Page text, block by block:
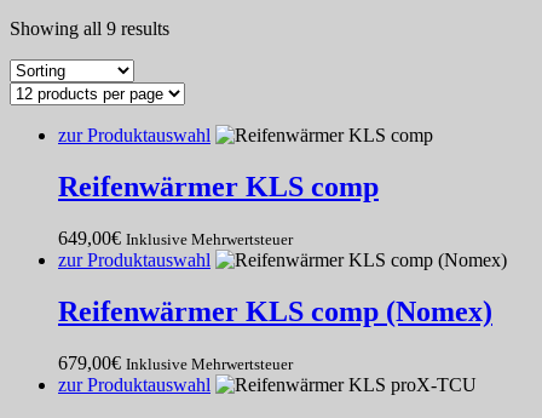
Showing all 9 results
zur Produktauswahl
Reifenwärmer KLS comp
649,00€ Inklusive Mehrwertsteuer
zur Produktauswahl
Reifenwärmer KLS comp (Nomex)
679,00€ Inklusive Mehrwertsteuer
zur Produktauswahl